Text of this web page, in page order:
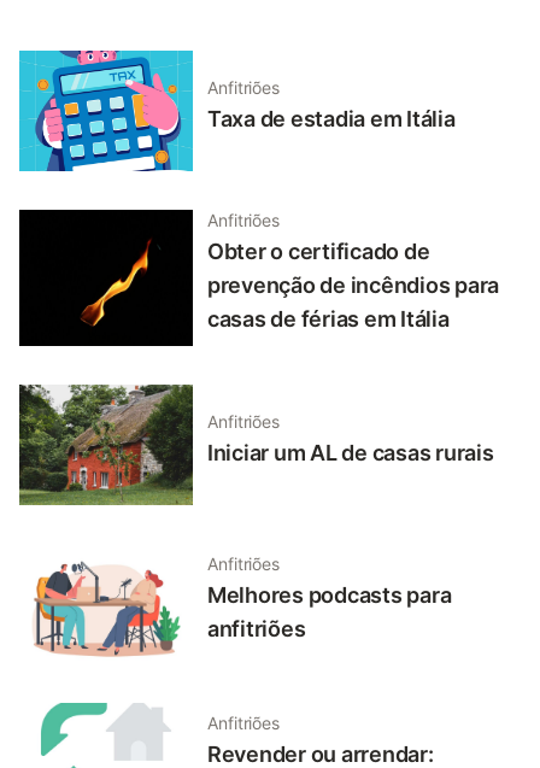
Anfitriões
Taxa de estadia em Itália
Anfitriões
Obter o certificado de
prevenção de incêndios para
casas de férias em Itália
Anfitriões
Iniciar um AL de casas rurais
Anfitriões
Melhores podcasts para
anfitriões
Anfitriões
Revender ou arrendar: